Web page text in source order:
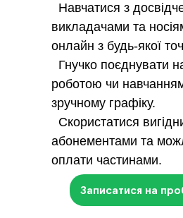
Записатися на
Навчатися з
викладачами та
онлайн з будь-якої
Гнучко поєднувати
роботою чи
зручному графіку.
Скористатися
абонементами та
оплати частинами.